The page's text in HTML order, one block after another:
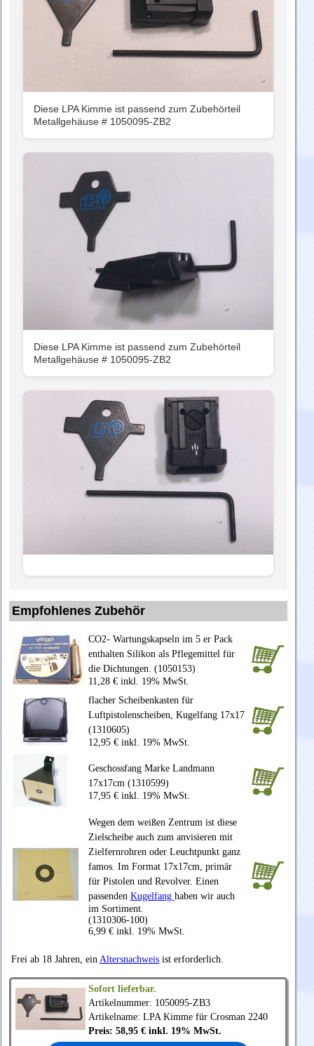
Diese LPA Kimme ist passend zum Zubehörteil
Metallgehäuse # 1050095-ZB2
Diese LPA Kimme ist passend zum Zubehörteil
Metallgehäuse # 1050095-ZB2
Empfohlenes Zubehör
CO2- Wartungskapseln im 5 er Pack
enthalten Silikon als Pflegemittel für
die Dichtungen. (1050153)
11,28 € inkl. 19% MwSt.
flacher Scheibenkasten für
Luftpistolenscheiben, Kugelfang 17x17
(1310605)
12,95 € inkl. 19% MwSt.
Geschossfang Marke Landmann
17x17cm (1310599)
17,95 € inkl. 19% MwSt.
Wegen dem weißen Zentrum ist diese
Zielscheibe auch zum anvisieren mit
Zielfernrohren oder Leuchtpunkt ganz
famos. Im Format 17x17cm, primär
für Pistolen und Revolver. Einen
passenden Kugelfang haben wir auch
im Sortiment.
(1310306-100)
6,99 € inkl. 19% MwSt.
Frei ab 18 Jahren, ein Altersnachweis ist erforderlich.
Sofort lieferbar.
Artikelnummer: 1050095-ZB3
Artikelname: LPA Kimme für Crosman 2240
Preis: 58,95 € inkl. 19% MwSt.